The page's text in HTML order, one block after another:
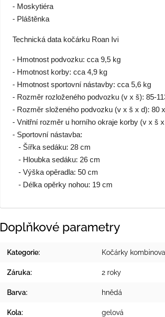
- Moskytiéra
- Pláštěnka
Technická data kočárku Roan Ivi
- Hmotnost podvozku: cca 9,5 kg
- Hmotnost korby: cca 4,9 kg
- Hmotnost sportovní nástavby: cca 5,6 kg
- Rozměr rozloženého podvozku (v x š): 85-
- Rozměr složeného podvozku (v x š x d): 80
- Vnitřní rozměr u horního okraje korby (v x š
- Sportovní nástavba:
- Šířka sedáku: 28 cm
- Hloubka sedáku: 26 cm
- Výška opěradla: 50 cm
- Délka opěrky nohou: 19 cm
Doplňkové parametry
Kategorie: Kočárky
Záruka: 2 roky
Barva: hnědá
Kola: gelová